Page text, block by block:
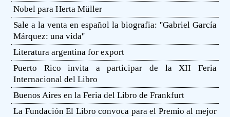
Nobel para Herta Müller
Sale a la venta en español la biografia: ''Gabriel García
Márquez: una vida''
Literatura argentina for export
Puerto Rico invita a participar de la XII Feria
Internacional del Libro
Buenos Aires en la Feria del Libro de Frankfurt
La Fundación El Libro convoca para el Premio al mejor